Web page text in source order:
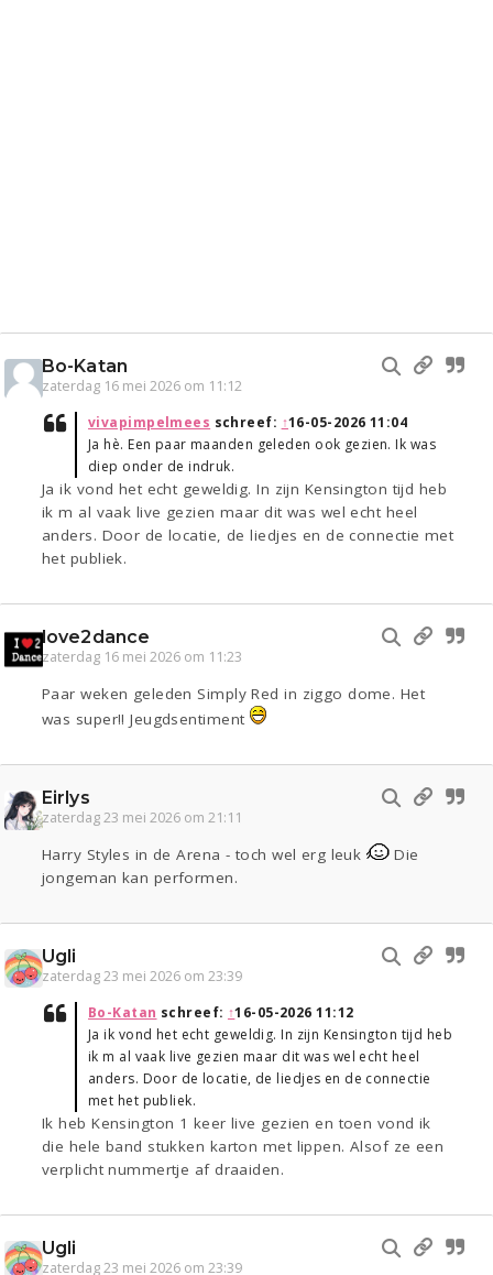
Bo-Katan
zaterdag 16 mei 2026 om 11:12
vivapimpelmees schreef: ↑16-05-2026 11:04
Ja hè. Een paar maanden geleden ook gezien. Ik was
diep onder de indruk.
Ja ik vond het echt geweldig. In zijn Kensington tijd heb
ik m al vaak live gezien maar dit was wel echt heel
anders. Door de locatie, de liedjes en de connectie met
het publiek.
love2dance
zaterdag 16 mei 2026 om 11:23
Paar weken geleden Simply Red in ziggo dome. Het
was super!! Jeugdsentiment
Eirlys
zaterdag 23 mei 2026 om 21:11
Harry Styles in de Arena - toch wel erg leuk
Die
jongeman kan performen.
Ugli
zaterdag 23 mei 2026 om 23:39
Bo-Katan schreef: ↑16-05-2026 11:12
Ja ik vond het echt geweldig. In zijn Kensington tijd heb
ik m al vaak live gezien maar dit was wel echt heel
anders. Door de locatie, de liedjes en de connectie
met het publiek.
Ik heb Kensington 1 keer live gezien en toen vond ik
die hele band stukken karton met lippen. Alsof ze een
verplicht nummertje af draaiden.
Ugli
zaterdag 23 mei 2026 om 23:39